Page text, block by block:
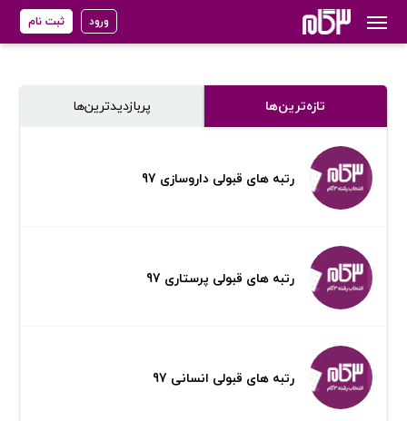
ورود ثبت نام
تازه‌ترین‌ها پر‌بازدیدترین‌ها
رتبه های قبولی داروسازی 97
رتبه های قبولی پرستاری 97
رتبه های قبولی انسانی 97